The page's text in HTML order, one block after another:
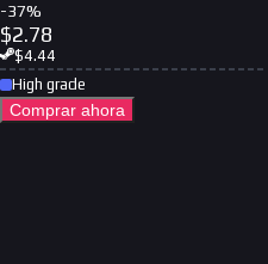
-37%
$2.78
$4.44
High grade
Comprar ahora